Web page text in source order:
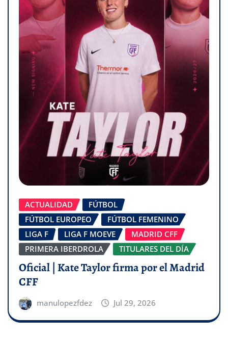
ACTUALIDAD
FÚTBOL
FÚTBOL EUROPEO
FÚTBOL FEMENINO
LIGA F
LIGA F MOEVE
MADRID CFF
PRIMERA IBERDROLA
TITULARES DEL DÍA
Oficial | Kate Taylor firma por el Madrid
CFF
manulopezfdez Jul 29, 2026